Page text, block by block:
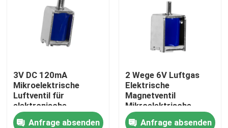
VR-Show
Über uns
Werksbesichtigung
Qualitätskontrolle
3V DC 120mA
Mikroelektrische
Luftventil für
elektronische
Blutdruckmessgeräte
Anfrage absenden
2 Wege 6V Luftgas
Elektrische
Magnetventil
Mikroelektrische
Miniatur 60mA
Anfrage absenden